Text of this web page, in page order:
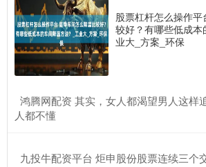
股票杠杆怎么操作
较好？有哪些低成
业大_方案_环保
鸿腾网配资 其实，女人都渴望男人这样
人都不懂
九投牛配资平台 炬申股份股票连续三个